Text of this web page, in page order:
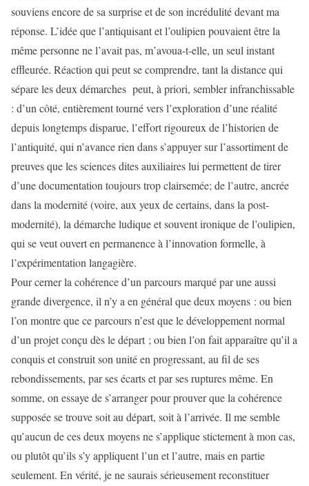
souviens encore de sa surprise et de son incrédulité devant ma
réponse. L’idée que l’antiquisant et l’oulipien pouvaient être la
même personne ne l’avait pas, m’avoua-t-elle, un seul instant
effleurée. Réaction qui peut se comprendre, tant la distance qui
sépare les deux démarches peut, à priori, sembler infranchissable
: d’un côté, entièrement tourné vers l’exploration d’une réalité
depuis longtemps disparue, l’effort rigoureux de l’historien de
l’antiquité, qui n’avance rien dans s’appuyer sur l’assortiment de
preuves que les sciences dites auxiliaires lui permettent de tirer
d’une documentation toujours trop clairsemée; de l’autre, ancrée
dans la modernité (voire, aux yeux de certains, dans la post-
modernité), la démarche ludique et souvent ironique de l’oulipien,
qui se veut ouvert en permanence à l’innovation formelle, à
l’expérimentation langagière.
Pour cerner la cohérence d’un parcours marqué par une aussi
grande divergence, il n’y a en général que deux moyens : ou bien
l’on montre que ce parcours n’est que le développement normal
d’un projet conçu dès le départ ; ou bien l’on fait apparaître qu’il a
conquis et construit son unité en progressant, au fil de ses
rebondissements, par ses écarts et par ses ruptures même. En
somme, on essaye de s’arranger pour prouver que la cohérence
supposée se trouve soit au départ, soit à l’arrivée. Il me semble
qu’aucun de ces deux moyens ne s’applique stictement à mon cas,
ou plutôt qu’ils s’y appliquent l’un et l’autre, mais en partie
seulement. En vérité, je ne saurais sérieusement reconstituer